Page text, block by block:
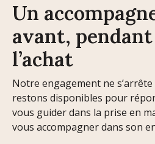
Un
avant,
l’achat
Notre engagement ne
restons disponibles pour
vous guider dans la prise en
vous accompagner dans son